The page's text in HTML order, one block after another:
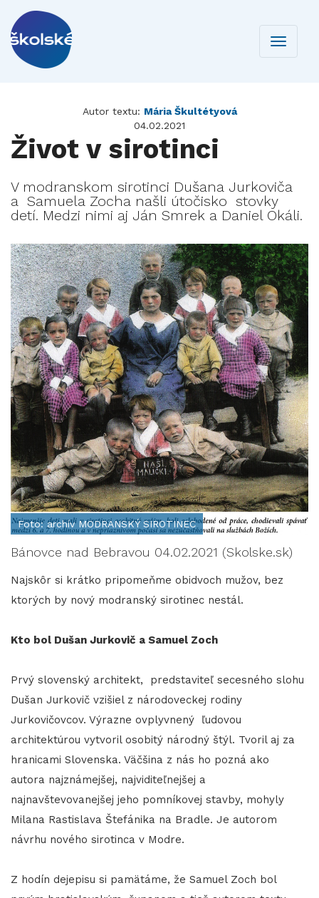
Toggle
Autor textu: Mária Škultétyová
04.02.2021
Život v sirotinci
V modranskom sirotinci Dušana Jurkoviča
a Samuela Zocha našli útočisko stovky
detí. Medzi nimi aj Ján Smrek a Daniel Okáli.
Foto: archív MODRANSKÝ SIROTINEC
Bánovce nad Bebravou 04.02.2021 (Skolske.sk)
Najskôr si krátko pripomeňme obidvoch mužov, bez
ktorých by nový modranský sirotinec nestál.
Kto bol Dušan Jurkovič a Samuel Zoch
Prvý slovenský architekt, predstaviteľ secesného slohu
Dušan Jurkovič vzišiel z národoveckej rodiny
Jurkovičovcov. Výrazne ovplyvnený ľudovou
architektúrou vytvoril osobitý národný štýl. Tvoril aj za
hranicami Slovenska. Väčšina z nás ho pozná ako
autora najznámejšej, najviditeľnejšej a
najnavštevovanejšej jeho pomníkovej stavby, mohyly
Milana Rastislava Štefánika na Bradle. Je autorom
návrhu nového sirotinca v Modre.
Z hodín dejepisu si pamätáme, že Samuel Zoch bol